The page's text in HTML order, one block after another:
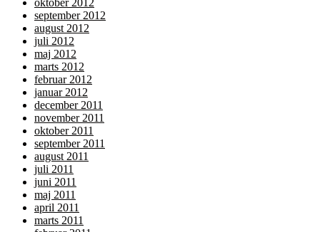
september 2012
august 2012
juli 2012
maj 2012
marts 2012
februar 2012
januar 2012
december 2011
november 2011
oktober 2011
september 2011
august 2011
juli 2011
juni 2011
maj 2011
april 2011
marts 2011